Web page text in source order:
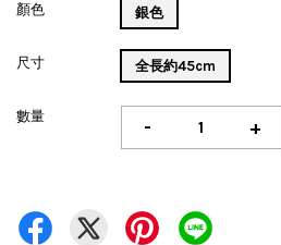
顏色 銀色
尺寸 全長約45cm
數量 - +